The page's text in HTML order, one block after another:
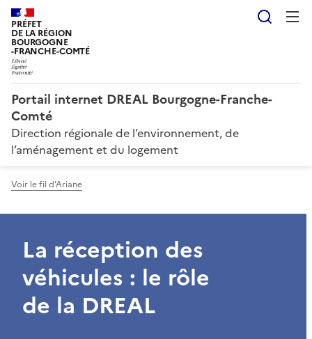
PRÉFET
DE LA RÉGION
BOURGOGNE
-FRANCHE-COMTÉ
Portail internet DREAL Bourgogne-Franche-
Comté
Direction régionale de l’environnement, de
l’aménagement et du logement
Voir le fil d'Ariane
La réception des
véhicules : le rôle
de la DREAL